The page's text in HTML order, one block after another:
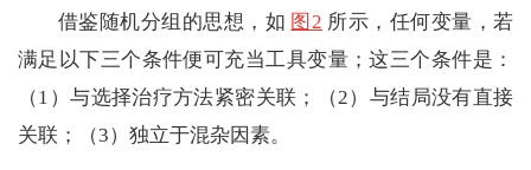
借鉴随机分组的思想，如 图2 所示，任何变量，若
满足以下三个条件便可充当工具变量；这三个条件是：
（1）与选择治疗方法紧密关联；（2）与结局没有直接
关联；（3）独立于混杂因素。